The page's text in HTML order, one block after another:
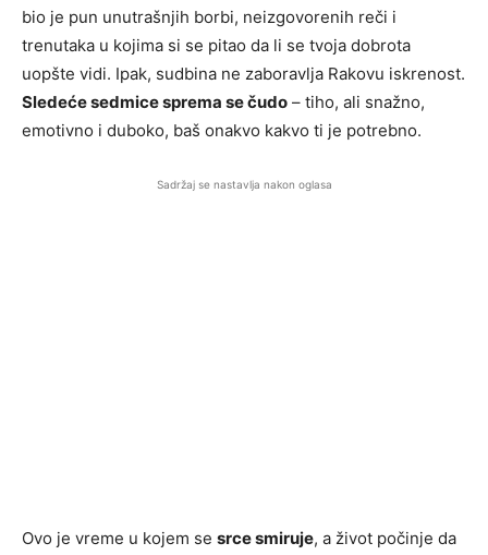
bio je pun unutrašnjih borbi, neizgovorenih reči i
trenutaka u kojima si se pitao da li se tvoja dobrota
uopšte vidi. Ipak, sudbina ne zaboravlja Rakovu iskrenost.
Sledeće sedmice sprema se čudo – tiho, ali snažno,
emotivno i duboko, baš onakvo kakvo ti je potrebno.
Sadržaj se nastavlja nakon oglasa
Ovo je vreme u kojem se srce smiruje, a život počinje da